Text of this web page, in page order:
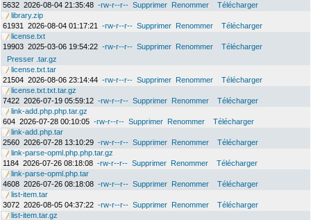
5632 2026-08-04 21:35:48 -rw-r--r-- Supprimer Renommer
Télécharger
library.zip
61931
2026-08-04 01:17:21 -rw-r--r-- Supprimer Renommer
Télécharger
license.txt
19903 2025-03-06 19:54:22 -rw-r--r-- Supprimer Renommer
Télécharger
Presser .tar.gz
license.txt.tar
21504 2026-08-06 23:14:44 -rw-r--r-- Supprimer Renommer
Télécharger
license.txt.txt.tar.gz
7422 2026-07-19 05:59:12 -rw-r--r-- Supprimer Renommer
Télécharger
link-add.php.php.tar.gz
604 2026-07-28 00:10:05 -rw-r--r-- Supprimer Renommer
Télécharger
link-add.php.tar
2560 2026-07-28 13:10:29 -rw-r--r-- Supprimer Renommer
Télécharger
link-parse-opml.php.php.tar.gz
1184 2026-07-26 08:18:08 -rw-r--r-- Supprimer Renommer
Télécharger
link-parse-opml.php.tar
4608 2026-07-26 08:18:08 -rw-r--r-- Supprimer Renommer
Télécharger
list-item.tar
3072 2026-08-05 04:37:22 -rw-r--r-- Supprimer Renommer
Télécharger
list-item.tar.gz